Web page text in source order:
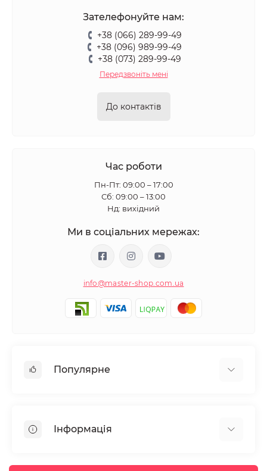
Зателефонуйте нам:
+38 (066) 289-99-49
+38 (096) 989-99-49
+38 (073) 289-99-49
Передзвоніть мені
До контактів
Час роботи
Пн-Пт: 09:00 – 17:00
Сб: 09:00 – 13:00
Нд: вихідний
Ми в соціальних мережах:
info@master-shop.com.ua
Популярне
Парафінотерапія
Вії та брови
Інформація